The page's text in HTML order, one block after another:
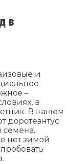
в
и
–
в
В нашем
доротеантус
семена.
нет зимой